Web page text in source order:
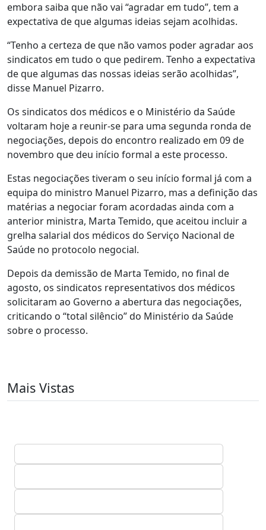
embora saiba que não vai “agradar em tudo”, tem a
expectativa de que algumas ideias sejam acolhidas.
“Tenho a certeza de que não vamos poder agradar aos
sindicatos em tudo o que pedirem. Tenho a expectativa
de que algumas das nossas ideias serão acolhidas”,
disse Manuel Pizarro.
Os sindicatos dos médicos e o Ministério da Saúde
voltaram hoje a reunir-se para uma segunda ronda de
negociações, depois do encontro realizado em 09 de
novembro que deu início formal a este processo.
Estas negociações tiveram o seu início formal já com a
equipa do ministro Manuel Pizarro, mas a definição das
matérias a negociar foram acordadas ainda com a
anterior ministra, Marta Temido, que aceitou incluir a
grelha salarial dos médicos do Serviço Nacional de
Saúde no protocolo negocial.
Depois da demissão de Marta Temido, no final de
agosto, os sindicatos representativos dos médicos
solicitaram ao Governo a abertura das negociações,
criticando o “total silêncio” do Ministério da Saúde
sobre o processo.
Mais Vistas